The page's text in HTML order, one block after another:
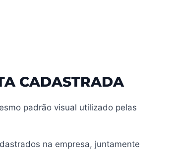
CADASTRADA
padrão visual utilizado pelas
na empresa, juntamente